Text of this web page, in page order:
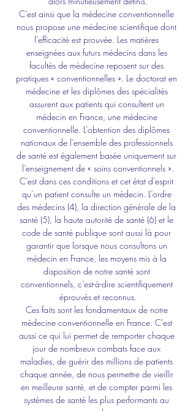
C’est ainsi que la médecine conventionnelle
nous propose une médecine scientifique dont
l’efficacité est prouvée. Les matières
enseignées aux futurs médecins dans les
facultés de médecine reposent sur des
pratiques « conventionnelles ». Le doctorat en
médecine et les diplômes des spécialités
assurent aux patients qui consultent un
médecin en France, une médecine
conventionnelle. L’obtention des diplômes
nationaux de l’ensemble des professionnels
de santé est également basée uniquement sur
l’enseignement de « soins conventionnels ».
C’est dans ces conditions et cet état d’esprit
qu’un patient consulte un médecin. L’ordre
des médecins (4), la direction générale de la
santé (5), la haute autorité de santé (6) et le
code de santé publique sont aussi là pour
garantir que lorsque nous consultons un
médecin en France, les moyens mis à la
disposition de notre santé sont
conventionnels, c’est-à-dire scientifiquement
éprouvés et reconnus.
Ces faits sont les fondamentaux de notre
médecine conventionnelle en France. C’est
aussi ce qui lui permet de remporter chaque
jour de nombreux combats face aux
maladies, de guérir des millions de patients
chaque année, de nous permettre de vieillir
en meilleure santé, et de compter parmi les
systèmes de santé les plus performants au